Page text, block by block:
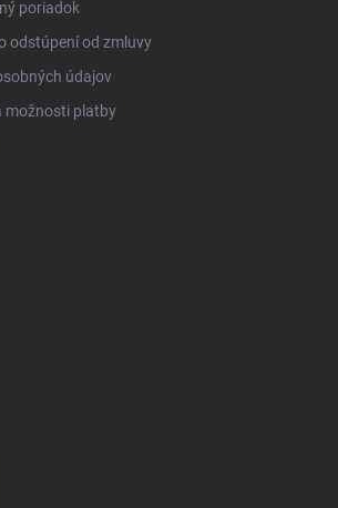
poriadok
odstúpení od zmluvy
údajov
možnosti platby